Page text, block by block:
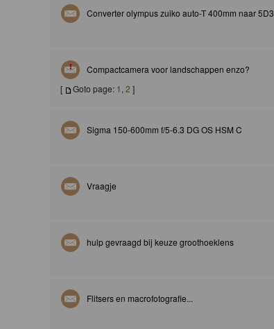
Converter olympus zuiko auto-T 400mm naar 5D3
Compactcamera voor landschappen enzo?
[
Goto page: 1 ,2 ]
Sigma 150-600mm f/5-6.3 DG OS HSM C
Vraagje
hulp gevraagd bij keuze groothoeklens
Flitsers en macrofotografie...